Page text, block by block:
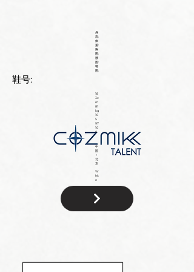
W
hit
e
中
国
：
北
京
身
高:
体
重:
胸
围:
腰
围:
臀
围:
鞋号:
18
3c
m
81
kg
10
5
97
10
0
籍: